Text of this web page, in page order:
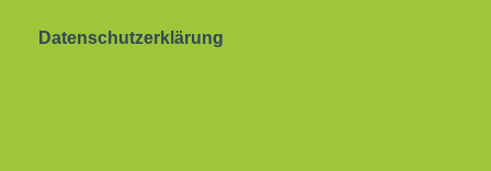
Datenschutzerklärung